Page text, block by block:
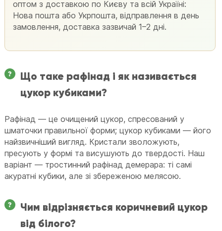
оптом з доставкою по Києву та всій Україні:
Нова пошта або Укрпошта, відправлення в день
замовлення, доставка зазвичай 1–2 дні.
Що таке рафінад і як називається
цукор кубиками?
Рафінад — це очищений цукор, спресований у
шматочки правильної форми; цукор кубиками — його
найзвичніший вигляд. Кристали зволожують,
пресують у формі та висушують до твердості. Наш
варіант — тростинний рафінад демерара: ті самі
акуратні кубики, але зі збереженою мелясою.
Чим відрізняється коричневий цукор
від білого?